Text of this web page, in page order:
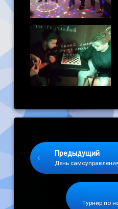
Предыдущий
День
Турнир по